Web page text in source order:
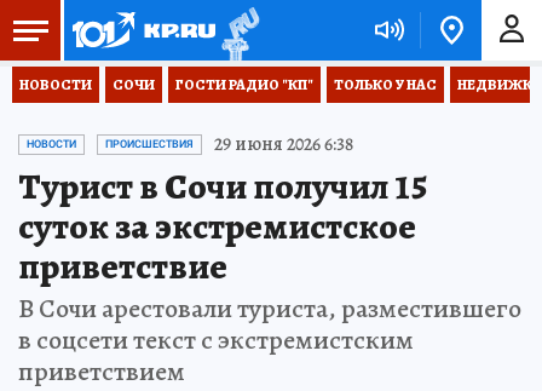
НОВОСТИ СОЧИ ГОСТИ РАДИО "КП" ТОЛЬКО У НАС НЕДВИЖКА
НОВОСТИ ПРОИСШЕСТВИЯ 29 июня 2026 6:38
Турист в Сочи получил 15
суток за экстремистское
приветствие
В Сочи арестовали туриста, разместившего
в соцсети текст с экстремистским
приветствием